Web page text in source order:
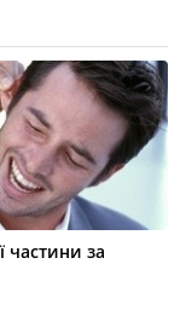
частини за